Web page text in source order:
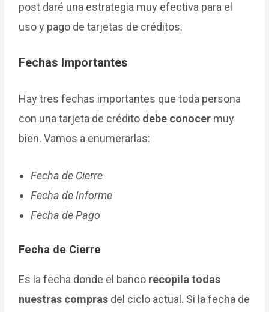
post daré una estrategia muy efectiva para el
uso y pago de tarjetas de créditos.
Fechas Importantes
Hay tres fechas importantes que toda persona
con una tarjeta de crédito debe conocer muy
bien. Vamos a enumerarlas:
Fecha de Cierre
Fecha de Informe
Fecha de Pago
Fecha de Cierre
Es la fecha donde el banco recopila todas
nuestras compras del ciclo actual. Si la fecha de